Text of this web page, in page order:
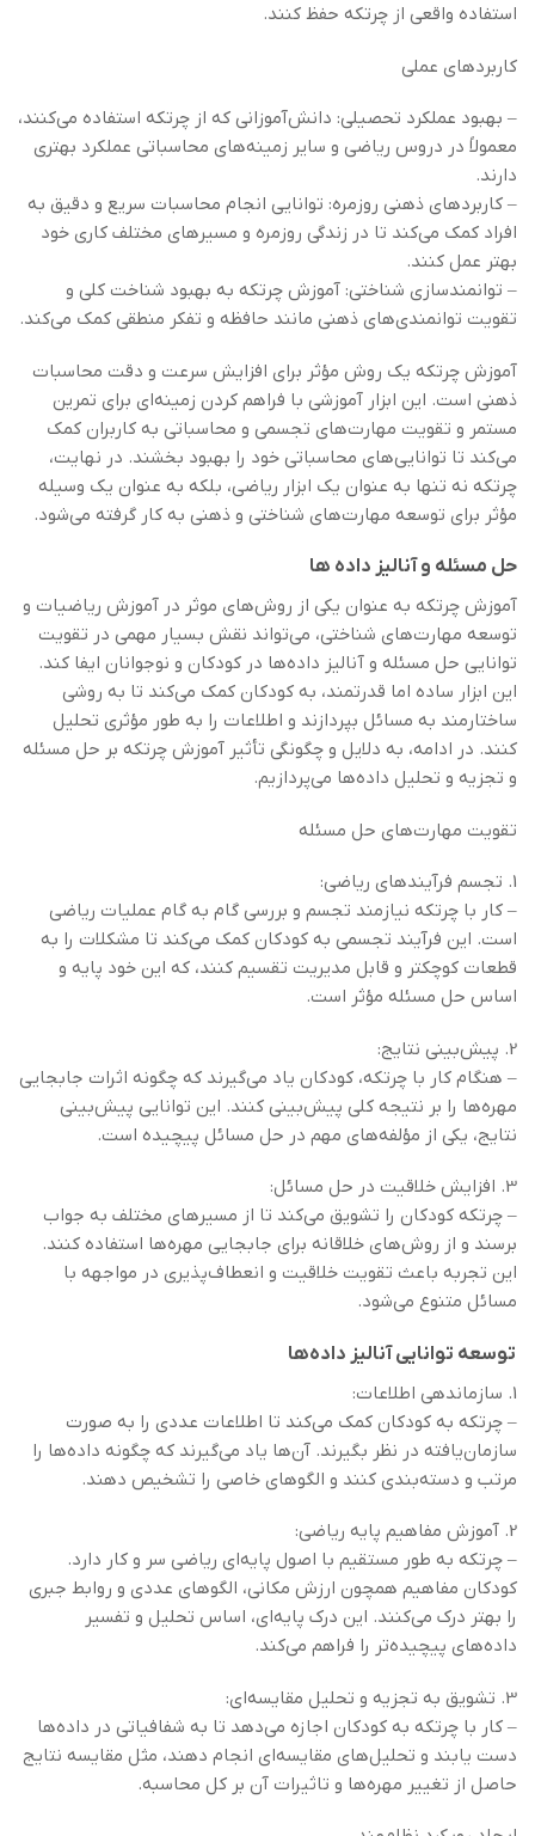
استفاده واقعی از چرتکه حفظ کنند.
کاربردهای عملی
– بهبود عملکرد تحصیلی: دانش‌آموزانی که از چرتکه استفاده می‌کنند،
معمولاً در دروس ریاضی و سایر زمینه‌های محاسباتی عملکرد بهتری
دارند.
– کاربردهای ذهنی روزمره: توانایی انجام محاسبات سریع و دقیق به
افراد کمک می‌کند تا در زندگی روزمره و مسیرهای مختلف کاری خود
بهتر عمل کنند.
– توانمندسازی شناختی: آموزش چرتکه به بهبود شناخت کلی و
تقویت توانمندی‌های ذهنی مانند حافظه و تفکر منطقی کمک می‌کند.
آموزش چرتکه یک روش مؤثر برای افزایش سرعت و دقت محاسبات
ذهنی است. این ابزار آموزشی با فراهم کردن زمینه‌ای برای تمرین
مستمر و تقویت مهارت‌های تجسمی و محاسباتی به کاربران کمک
می‌کند تا توانایی‌های محاسباتی خود را بهبود بخشند. در نهایت،
چرتکه نه تنها به عنوان یک ابزار ریاضی، بلکه به عنوان یک وسیله
مؤثر برای توسعه مهارت‌های شناختی و ذهنی به کار گرفته می‌شود.
حل مسئله و آنالیز داده ها
آموزش چرتکه به عنوان یکی از روش‌های موثر در آموزش ریاضیات و
توسعه مهارت‌های شناختی، می‌تواند نقش بسیار مهمی در تقویت
توانایی حل مسئله و آنالیز داده‌ها در کودکان و نوجوانان ایفا کند.
این ابزار ساده اما قدرتمند، به کودکان کمک می‌کند تا به روشی
ساختارمند به مسائل بپردازند و اطلاعات را به طور مؤثری تحلیل
کنند. در ادامه، به دلایل و چگونگی تأثیر آموزش چرتکه بر حل مسئله
و تجزیه و تحلیل داده‌ها می‌پردازیم.
تقویت مهارت‌های حل مسئله
1. تجسم فرآیندهای ریاضی:
– کار با چرتکه نیازمند تجسم و بررسی گام به گام عملیات ریاضی
است. این فرآیند تجسمی به کودکان کمک می‌کند تا مشکلات را به
قطعات کوچکتر و قابل مدیریت تقسیم کنند، که این خود پایه و
اساس حل مسئله مؤثر است.
2. پیش‌بینی نتایج:
– هنگام کار با چرتکه، کودکان یاد می‌گیرند که چگونه اثرات جابجایی
مهره‌ها را بر نتیجه کلی پیش‌بینی کنند. این توانایی پیش‌بینی
نتایج، یکی از مؤلفه‌های مهم در حل مسائل پیچیده است.
3. افزایش خلاقیت در حل مسائل:
– چرتکه کودکان را تشویق می‌کند تا از مسیرهای مختلف به جواب
برسند و از روش‌های خلاقانه برای جابجایی مهره‌ها استفاده کنند.
این تجربه باعث تقویت خلاقیت و انعطاف‌پذیری در مواجهه با
مسائل متنوع می‌شود.
توسعه توانایی آنالیز داده‌ها
1. سازماندهی اطلاعات:
– چرتکه به کودکان کمک می‌کند تا اطلاعات عددی را به صورت
سازمان‌یافته در نظر بگیرند. آن‌ها یاد می‌گیرند که چگونه داده‌ها را
مرتب و دسته‌بندی کنند و الگوهای خاصی را تشخیص دهند.
2. آموزش مفاهیم پایه ریاضی:
– چرتکه به طور مستقیم با اصول پایه‌ای ریاضی سر و کار دارد.
کودکان مفاهیم همچون ارزش مکانی، الگوهای عددی و روابط جبری
را بهتر درک می‌کنند. این درک پایه‌ای، اساس تحلیل و تفسیر
داده‌های پیچیده‌تر را فراهم می‌کند.
3. تشویق به تجزیه و تحلیل مقایسه‌ای:
– کار با چرتکه به کودکان اجازه می‌دهد تا به شفافیاتی در داده‌ها
دست یابند و تحلیل‌های مقایسه‌ای انجام دهند، مثل مقایسه نتایج
حاصل از تغییر مهره‌ها و تاثیرات آن بر کل محاسبه.